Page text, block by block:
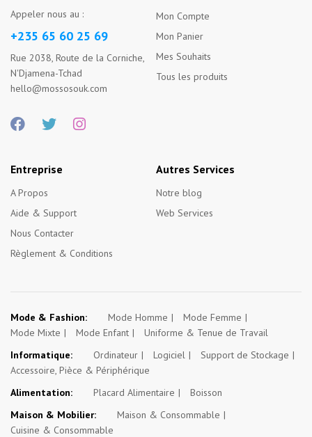
Appeler nous au :
+235 65 60 25 69
Rue 2038, Route de la Corniche,
N'Djamena-Tchad
hello@mossosouk.com
Mon Compte
Mon Panier
Mes Souhaits
Tous les produits
Entreprise
A Propos
Aide & Support
Nous Contacter
Règlement & Conditions
Autres Services
Notre blog
Web Services
Mode & Fashion: Mode Homme
Mode Femme
Mode Mixte
Mode Enfant
Uniforme & Tenue de Travail
Informatique:
Ordinateur Logiciel
Support de Stockage
Accessoire, Pièce & Périphérique
Alimentation:
Placard Alimentaire
Boisson
Maison & Mobilier:
Maison & Consommable
Cuisine & Consommable